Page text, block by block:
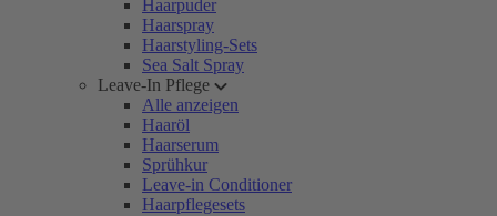
Haarpuder
Haarspray
Haarstyling-Sets
Sea Salt Spray
Leave-In Pflege
Alle anzeigen
Haaröl
Haarserum
Sprühkur
Leave-in Conditioner
Haarpflegesets